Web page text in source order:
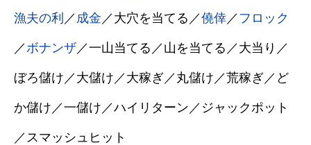
漁夫の利 ／ 成金 ／大穴を当てる／僥倖／ フロック
／ボナンザ／一山当てる／山を当てる／大当り／
ぼろ儲け／大儲け／大稼ぎ／丸儲け／荒稼ぎ／ど
か儲け／一儲け／ハイリターン／ジャックポット
／スマッシュヒット